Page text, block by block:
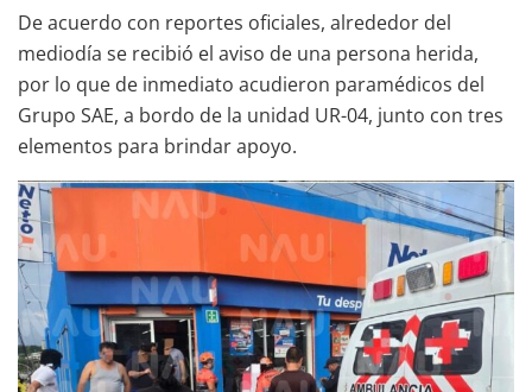
De acuerdo con reportes oficiales, alrededor del
mediodía se recibió el aviso de una persona herida,
por lo que de inmediato acudieron paramédicos del
Grupo SAE, a bordo de la unidad UR-04, junto con tres
elementos para brindar apoyo.